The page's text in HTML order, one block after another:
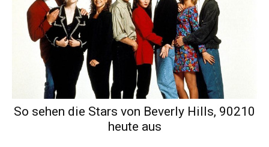
So sehen die Stars von Beverly Hills, 90210
heute aus